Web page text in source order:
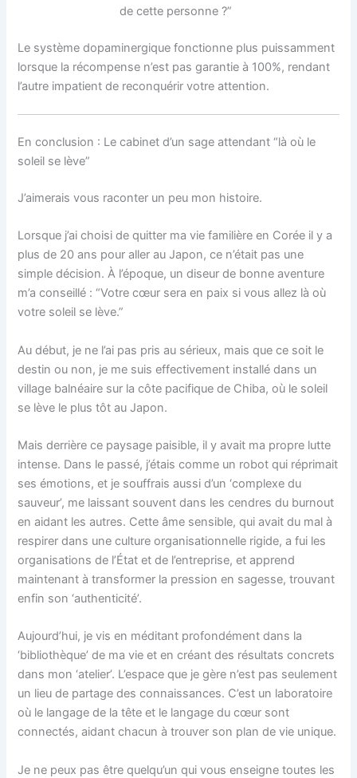
de cette personne ?”
Le système dopaminergique fonctionne plus puissamment
lorsque la récompense n’est pas garantie à 100%, rendant
l’autre impatient de reconquérir votre attention.
En conclusion : Le cabinet d’un sage attendant “là où le
soleil se lève”
J’aimerais vous raconter un peu mon histoire.
Lorsque j’ai choisi de quitter ma vie familière en Corée il y a
plus de 20 ans pour aller au Japon, ce n’était pas une
simple décision. À l’époque, un diseur de bonne aventure
m’a conseillé : “Votre cœur sera en paix si vous allez là où
votre soleil se lève.”
Au début, je ne l’ai pas pris au sérieux, mais que ce soit le
destin ou non, je me suis effectivement installé dans un
village balnéaire sur la côte pacifique de Chiba, où le soleil
se lève le plus tôt au Japon.
Mais derrière ce paysage paisible, il y avait ma propre lutte
intense. Dans le passé, j’étais comme un robot qui réprimait
ses émotions, et je souffrais aussi d’un ‘complexe du
sauveur’, me laissant souvent dans les cendres du burnout
en aidant les autres. Cette âme sensible, qui avait du mal à
respirer dans une culture organisationnelle rigide, a fui les
organisations de l’État et de l’entreprise, et apprend
maintenant à transformer la pression en sagesse, trouvant
enfin son ‘authenticité’.
Aujourd’hui, je vis en méditant profondément dans la
‘bibliothèque’ de ma vie et en créant des résultats concrets
dans mon ‘atelier’. L’espace que je gère n’est pas seulement
un lieu de partage des connaissances. C’est un laboratoire
où le langage de la tête et le langage du cœur sont
connectés, aidant chacun à trouver son plan de vie unique.
Je ne peux pas être quelqu’un qui vous enseigne toutes les